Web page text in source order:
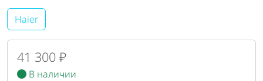
Haier
41 300 ₽
В наличии